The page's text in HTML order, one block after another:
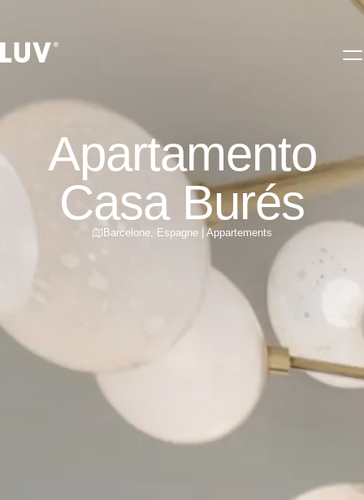
Apartamento
Casa Burés
Barcelone, Espagne Appartements